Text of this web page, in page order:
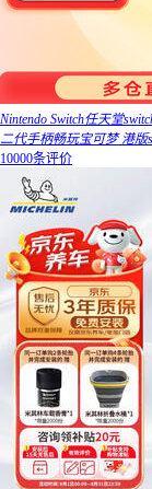
Nintendo Switch任天堂
二代手柄畅玩宝可梦 港版
10000条评价